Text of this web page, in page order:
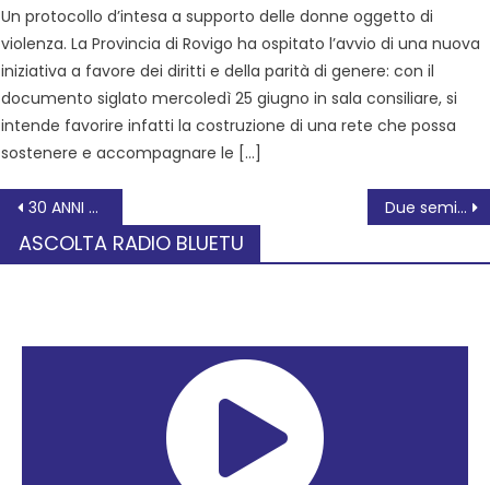
Un protocollo d’intesa a supporto delle donne oggetto di
violenza. La Provincia di Rovigo ha ospitato l’avvio di una nuova
iniziativa a favore dei diritti e della parità di genere: con il
documento siglato mercoledì 25 giugno in sala consiliare, si
intende favorire infatti la costruzione di una rete che possa
sostenere e accompagnare le […]
30 ANNI DEL SUEM 118 OPEN DAY IN PIAZZA GARIBALDI A ROVIGO SABATO 26 MARZO Due semifinalisti del Paleocapa in finale alle Olimpiadi di Matematica Il liceo rodigino unico rappresentante del Polesine a Cesenatico
ASCOLTA RADIO BLUETU